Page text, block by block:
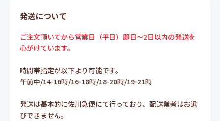
発送について
ご注文頂いてから営業日（平日）即日～2日以内の発送を
心がけています。
時間帯指定が以下より可能です。
午前中/14-16時/16-18時/18-20時/19-21時
発送は基本的に佐川急便にて行っており、配送業者はお選
びできません。